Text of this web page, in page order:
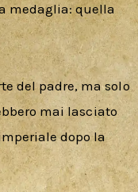
medaglia: quella
del padre, ma solo
mai lasciato
dopo la